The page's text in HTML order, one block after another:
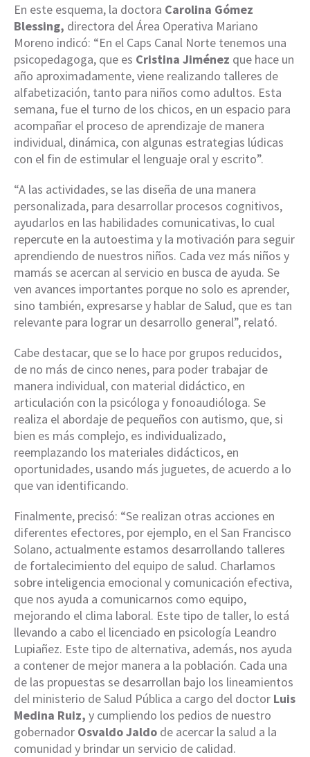
En este esquema, la doctora Carolina Gómez
Blessing, directora del Área Operativa Mariano
Moreno indicó: “En el Caps Canal Norte tenemos una
psicopedagoga, que es Cristina Jiménez que hace un
año aproximadamente, viene realizando talleres de
alfabetización, tanto para niños como adultos. Esta
semana, fue el turno de los chicos, en un espacio para
acompañar el proceso de aprendizaje de manera
individual, dinámica, con algunas estrategias lúdicas
con el fin de estimular el lenguaje oral y escrito”.
“A las actividades, se las diseña de una manera
personalizada, para desarrollar procesos cognitivos,
ayudarlos en las habilidades comunicativas, lo cual
repercute en la autoestima y la motivación para seguir
aprendiendo de nuestros niños. Cada vez más niños y
mamás se acercan al servicio en busca de ayuda. Se
ven avances importantes porque no solo es aprender,
sino también, expresarse y hablar de Salud, que es tan
relevante para lograr un desarrollo general”, relató.
Cabe destacar, que se lo hace por grupos reducidos,
de no más de cinco nenes, para poder trabajar de
manera individual, con material didáctico, en
articulación con la psicóloga y fonoaudióloga. Se
realiza el abordaje de pequeños con autismo, que, si
bien es más complejo, es individualizado,
reemplazando los materiales didácticos, en
oportunidades, usando más juguetes, de acuerdo a lo
que van identificando.
Finalmente, precisó: “Se realizan otras acciones en
diferentes efectores, por ejemplo, en el San Francisco
Solano, actualmente estamos desarrollando talleres
de fortalecimiento del equipo de salud. Charlamos
sobre inteligencia emocional y comunicación efectiva,
que nos ayuda a comunicarnos como equipo,
mejorando el clima laboral. Este tipo de taller, lo está
llevando a cabo el licenciado en psicología Leandro
Lupiañez. Este tipo de alternativa, además, nos ayuda
a contener de mejor manera a la población. Cada una
de las propuestas se desarrollan bajo los lineamientos
del ministerio de Salud Pública a cargo del doctor Luis
Medina Ruiz, y cumpliendo los pedios de nuestro
gobernador Osvaldo Jaldo de acercar la salud a la
comunidad y brindar un servicio de calidad.